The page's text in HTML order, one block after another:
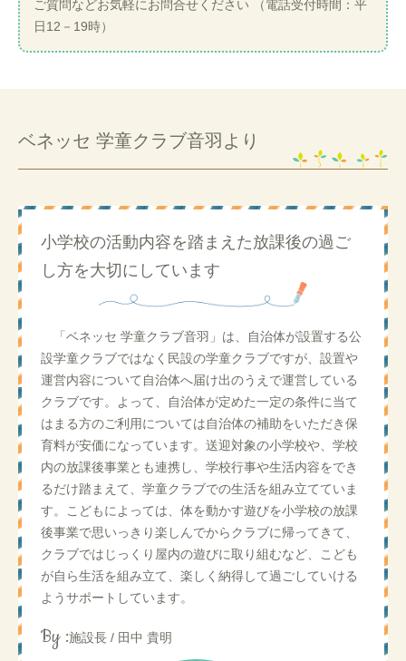
ご質問などお気軽にお問合せください （電話受付時間：平
日12－19時）
ベネッセ 学童クラブ音羽より
小学校の活動内容を踏まえた放課後の過ご
し方を大切にしています
「ベネッセ 学童クラブ音羽」は、自治体が設置する公
設学童クラブではなく民設の学童クラブですが、設置や
運営内容について自治体へ届け出のうえで運営している
クラブです。よって、自治体が定めた一定の条件に当て
はまる方のご利用については自治体の補助をいただき保
育料が安価になっています。送迎対象の小学校や、学校
内の放課後事業とも連携し、学校行事や生活内容をでき
るだけ踏まえて、学童クラブでの生活を組み立てていま
す。こどもによっては、体を動かす遊びを小学校の放課
後事業で思いっきり楽しんでからクラブに帰ってきて、
クラブではじっくり屋内の遊びに取り組むなど、こども
が自ら生活を組み立て、楽しく納得して過ごしていける
ようサポートしています。
By :施設長 / 田中 貴明